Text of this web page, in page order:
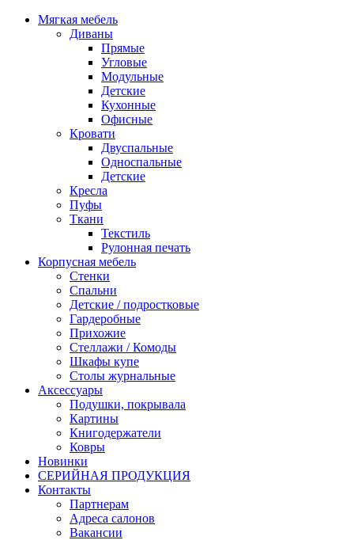
Мягкая мебель
Диваны
Прямые
Угловые
Модульные
Детские
Кухонные
Офисные
Кровати
Двуспальные
Односпальные
Детские
Кресла
Пуфы
Ткани
Текстиль
Рулонная печать
Корпусная мебель
Стенки
Спальни
Детские / подростковые
Гардеробные
Прихожие
Стеллажи / Комоды
Шкафы купе
Столы журнальные
Аксессуары
Подушки, покрывала
Картины
Книгодержатели
Ковры
Новинки
СЕРИЙНАЯ ПРОДУКЦИЯ
Контакты
Партнерам
Адреса салонов
Вакансии